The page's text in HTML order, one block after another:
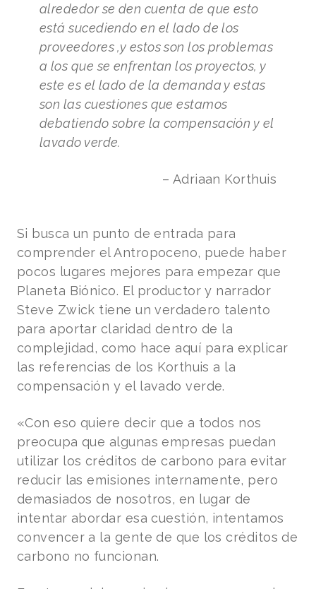
alrededor se den cuenta de que esto
está sucediendo en el lado de los
proveedores ,y estos son los problemas
a los que se enfrentan los proyectos, y
este es el lado de la demanda y estas
son las cuestiones que estamos
debatiendo sobre la compensación y el
lavado verde.
– Adriaan Korthuis
Si busca un punto de entrada para
comprender el Antropoceno, puede haber
pocos lugares mejores para empezar que
Planeta Biónico. El productor y narrador
Steve Zwick tiene un verdadero talento
para aportar claridad dentro de la
complejidad, como hace aquí para explicar
las referencias de los Korthuis a la
compensación y el lavado verde.
«Con eso quiere decir que a todos nos
preocupa que algunas empresas puedan
utilizar los créditos de carbono para evitar
reducir las emisiones internamente, pero
demasiados de nosotros, en lugar de
intentar abordar esa cuestión, intentamos
convencer a la gente de que los créditos de
carbono no funcionan.